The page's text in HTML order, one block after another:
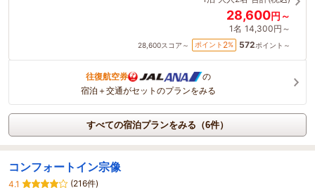
28,600円～
1名 14,300円～
28,600スコア～ ポイント 2% 572ポイント～
往復航空券
の
宿泊＋交通がセットのプランをみる
すべての宿泊プランをみる（6件）
コンフォートイン宗像
4.1
(216件)